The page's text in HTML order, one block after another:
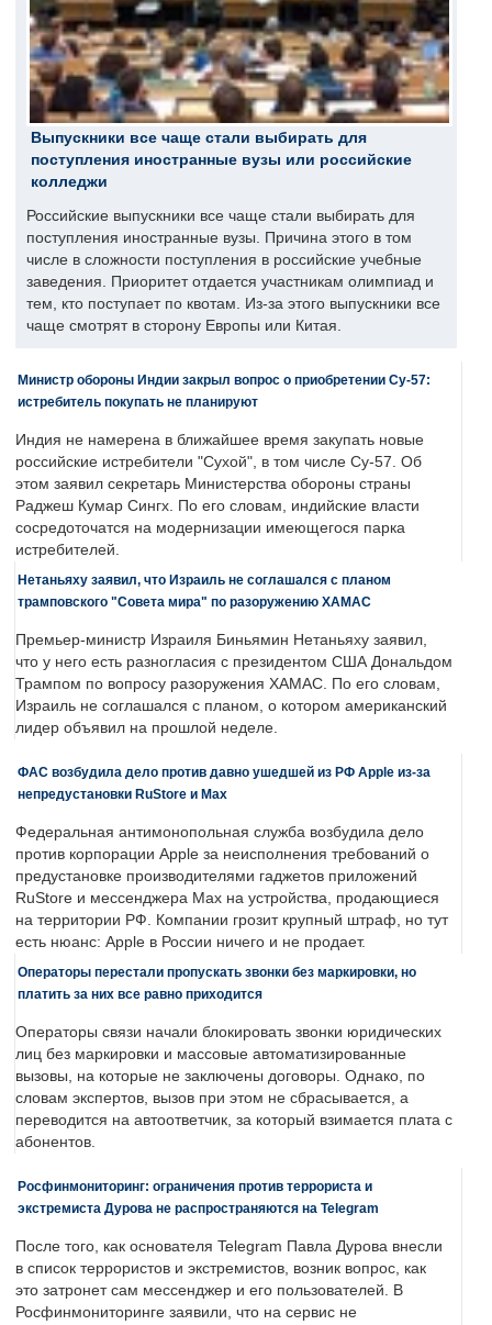
Выпускники все чаще стали выбирать для
поступления иностранные вузы или российские
колледжи
Российские выпускники все чаще стали выбирать для
поступления иностранные вузы. Причина этого в том
числе в сложности поступления в российские учебные
заведения. Приоритет отдается участникам олимпиад и
тем, кто поступает по квотам. Из-за этого выпускники все
чаще смотрят в сторону Европы или Китая.
Министр обороны Индии закрыл вопрос о приобретении Су-57:
истребитель покупать не планируют
Индия не намерена в ближайшее время закупать новые
российские истребители "Сухой", в том числе Су-57. Об
этом заявил секретарь Министерства обороны страны
Раджеш Кумар Сингх. По его словам, индийские власти
сосредоточатся на модернизации имеющегося парка
истребителей.
Нетаньяху заявил, что Израиль не соглашался с планом
трамповского "Совета мира" по разоружению ХАМАС
Премьер-министр Израиля Биньямин Нетаньяху заявил,
что у него есть разногласия с президентом США Дональдом
Трампом по вопросу разоружения ХАМАС. По его словам,
Израиль не соглашался с планом, о котором американский
лидер объявил на прошлой неделе.
ФАС возбудила дело против давно ушедшей из РФ Apple из-за
непредустановки RuStore и Max
Федеральная антимонопольная служба возбудила дело
против корпорации Apple за неисполнения требований о
предустановке производителями гаджетов приложений
RuStore и мессенджера Max на устройства, продающиеся
на территории РФ. Компании грозит крупный штраф, но тут
есть нюанс: Apple в России ничего и не продает.
Операторы перестали пропускать звонки без маркировки, но
платить за них все равно приходится
Операторы связи начали блокировать звонки юридических
лиц без маркировки и массовые автоматизированные
вызовы, на которые не заключены договоры. Однако, по
словам экспертов, вызов при этом не сбрасывается, а
переводится на автоответчик, за который взимается плата с
абонентов.
Росфинмониторинг: ограничения против террориста и
экстремиста Дурова не распространяются на Telegram
После того, как основателя Telegram Павла Дурова внесли
в список террористов и экстремистов, возник вопрос, как
это затронет сам мессенджер и его пользователей. В
Росфинмониторинге заявили, что на сервис не